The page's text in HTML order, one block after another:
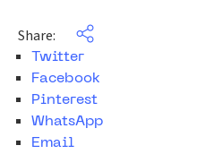
Share:
Twitter
Facebook
Pinterest
WhatsApp
Email